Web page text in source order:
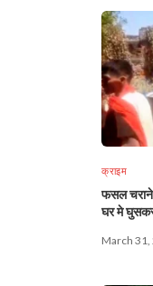
क्राइम
फसल चराने
घर मे
March 31,